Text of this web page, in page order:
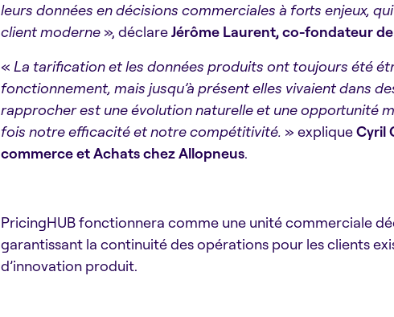
leurs données en décisions commerciales à forts enjeux,
client moderne », déclareJérôme Laurent, co-fondateur
« La tarification et les données produits ont toujours été
fonctionnement, mais jusqu’à présent elles vivaient dans
rapprocher est une évolution naturelle et une opportunité
fois notre efficacité et notre compétitivité. » expliqueCyril
commerce et Achats chez Allopneus.
PricingHUB fonctionnera comme une unité commerciale
garantissant la continuité des opérations pour les clients
d’innovation produit.